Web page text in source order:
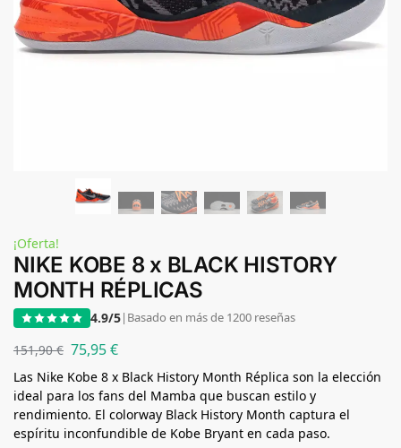
¡Oferta!
NIKE KOBE 8 x BLACK HISTORY
MONTH RÉPLICAS
4.9/5| Basado en más de 1200 reseñas
151,90€ 75,95€
Las Nike Kobe 8 x Black History Month Réplica son la elección
ideal para los fans del Mamba que buscan estilo y
rendimiento. El colorway Black History Month captura el
espíritu inconfundible de Kobe Bryant en cada paso.